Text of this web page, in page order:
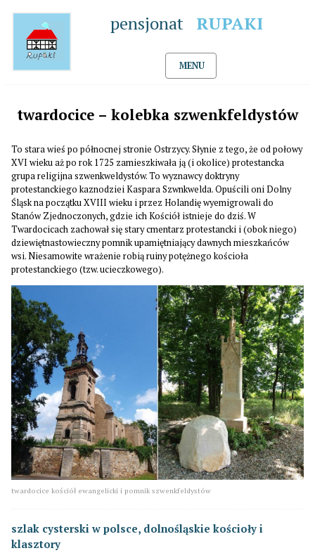
pensjonat RUPAKI
MENU
twardocice – kolebka szwenkfeldystów
To stara wieś po północnej stronie Ostrzycy. Słynie z tego, że od połowy
XVI wieku aż po rok 1725 zamieszkiwała ją (i okolice) protestancka
grupa religijna szwenkweldystów. To wyznawcy doktryny
protestanckiego kaznodziei Kaspara Szwnkwelda. Opuścili oni Dolny
Śląsk na początku XVIII wieku i przez Holandię wyemigrowali do
Stanów Zjednoczonych, gdzie ich Kościół istnieje do dziś. W
Twardocicach zachował się stary cmentarz protestancki i (obok niego)
dziewiętnastowieczny pomnik upamiętniający dawnych mieszkańców
wsi. Niesamowite wrażenie robią ruiny potężnego kościoła
protestanckiego (tzw. ucieczkowego).
twardocice kościół ewangelicki i pomnik szwenkfeldystów
szlak cysterski w polsce, dolnośląskie kościoły i
klasztory